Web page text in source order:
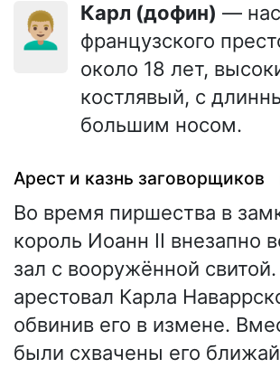
👨🏼‍🦱 Карл (дофин) —
французского
около 18 лет,
костлявый, с
большим носом.
Арест и казнь заговорщиков
Во время пиршества в
король Иоанн II внезапно
зал с вооружённой
арестовал Карла
обвинив его в измене.
были схвачены его